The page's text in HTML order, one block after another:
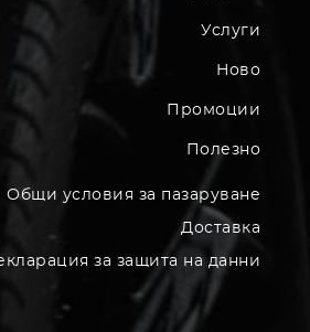
Услуги
Ново
Промоции
Полезно
Общи условия за пазаруване
Доставка
за защита на данни